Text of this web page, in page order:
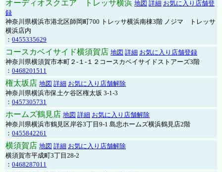
オーディオスクエア トレッサ横浜 地図 詳細 お気に入り店舗登
録
神奈川県横浜市港北区師岡町700 トレッサ横浜南棟3階 ノジマ トレッサ
横浜店内
： 0455335629
コースカベイサイド横須賀店 地図 詳細 お気に入り店舗登録
神奈川県横須賀市本町２-１-１２コースカベイサイドストアーズ3階
： 0468201511
権太坂店 地図 詳細 お気に入り店舗解除
神奈川県横浜市保土ケ谷区権太坂 3-1-3
： 0457305731
ホームズ鶴見店 地図 詳細 お気に入り店舗解除
神奈川県横浜市鶴見区岸谷3丁目9-1 島忠ホームズ横浜鶴見店2階
： 0455842261
横須賀店 地図 詳細 お気に入り店舗解除
横須賀市平成町3丁目28-2
： 0468287011